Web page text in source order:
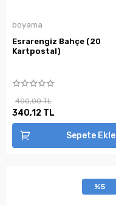
boyama
Esrarengiz Bahçe (20
Kartpostal)
400,00 TL
340,12 TL
Sepete Ekle
%5